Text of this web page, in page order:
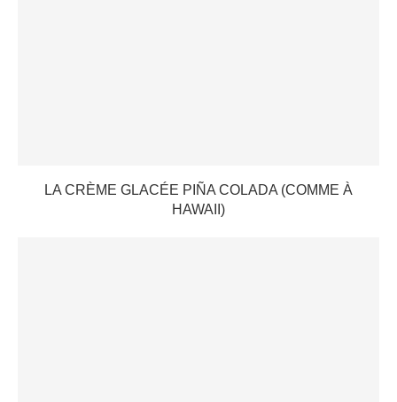
LA CRÈME GLACÉE PIÑA COLADA (COMME À
HAWAII)